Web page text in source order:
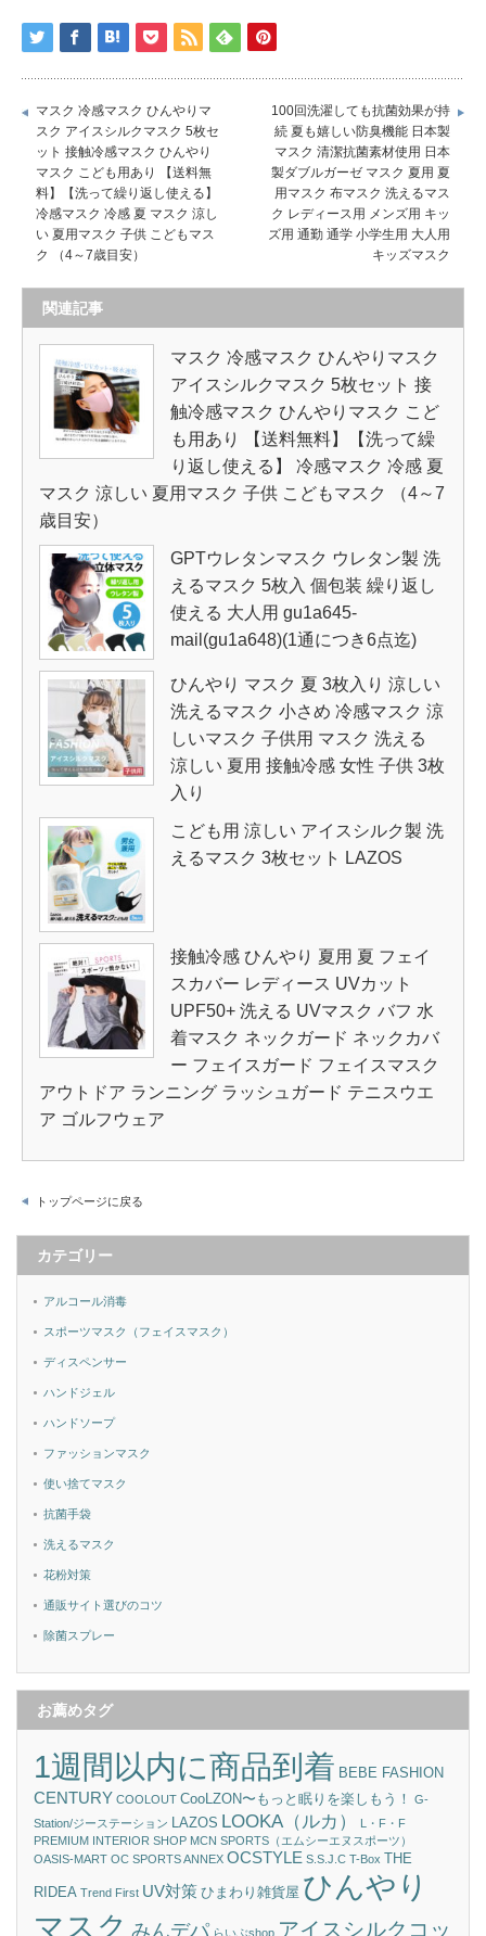
マスク 冷感マスク ひんやりマ
スク アイスシルクマスク 5枚セ
ット 接触冷感マスク ひんやり
マスク こども用あり 【送料無
料】【洗って繰り返し使える】
冷感マスク 冷感 夏 マスク 涼し
い 夏用マスク 子供 こどもマス
ク （4～7歳目安）
100回洗濯しても抗菌効果が持
続 夏も嬉しい防臭機能 日本製
マスク 清潔抗菌素材使用 日本
製ダブルガーゼ マスク 夏用 夏
用マスク 布マスク 洗えるマス
ク レディース用 メンズ用 キッ
ズ用 通勤 通学 小学生用 大人用
キッズマスク
関連記事
マスク 冷感マスク ひんやりマスク
アイスシルクマスク 5枚セット 接
触冷感マスク ひんやりマスク こど
も用あり 【送料無料】【洗って繰
り返し使える】 冷感マスク 冷感 夏
マスク 涼しい 夏用マスク 子供 こどもマスク （4～7
歳目安）
GPTウレタンマスク ウレタン製 洗
えるマスク 5枚入 個包装 繰り返し
使える 大人用 gu1a645-
mail(gu1a648)(1通につき6点迄)
ひんやり マスク 夏 3枚入り 涼しい
洗えるマスク 小さめ 冷感マスク 涼
しいマスク 子供用 マスク 洗える
涼しい 夏用 接触冷感 女性 子供 3枚
入り
こども用 涼しい アイスシルク製 洗
えるマスク 3枚セット LAZOS
接触冷感 ひんやり 夏用 夏 フェイ
スカバー レディース UVカット
UPF50+ 洗える UVマスク バフ 水
着マスク ネックガード ネックカバ
ー フェイスガード フェイスマスク
アウトドア ランニング ラッシュガード テニスウエ
ア ゴルフウェア
トップページに戻る
カテゴリー
アルコール消毒
スポーツマスク（フェイスマスク）
ディスペンサー
ハンドジェル
ハンドソープ
ファッションマスク
使い捨てマスク
抗菌手袋
洗えるマスク
花粉対策
通販サイト選びのコツ
除菌スプレー
お薦めタグ
1週間以内に商品到着 BEBE FASHION
CENTURY COOLOUT CooLZON〜もっと眠りを楽しもう！
G-
Station/ジーステーション
LAZOS LOOKA（ルカ）
L・F・F
PREMIUM INTERIOR SHOP MCN SPORTS（エムシーエヌスポーツ）
OASIS-MART OC SPORTS ANNEX OCSTYLE S.S.J.C T-Box THE
RIDEA Trend First UV対策 ひまわり雑貨屋 ひんやり
マスク みんデパ らいぶshop アイスシルクコッ